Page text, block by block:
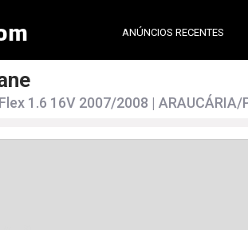
ANÚNCIOS RECENTES
1.6 16V 2007/2008 | ARAUCÁRIA/